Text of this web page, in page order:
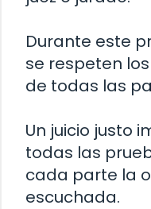
Durante este
se respeten
de todas las
Un juicio justo
todas las
cada parte la
escuchada.